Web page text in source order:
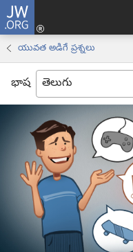
JW.ORG
యువత అడిగే ప్రశ్నలు
భాష